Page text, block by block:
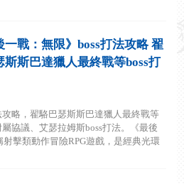
一戰：無限》boss打法攻略 翟
斯斯巴達獵人最終戰等boss打
攻略，翟駱巴瑟斯斯巴達獵人最終戰等
協議、艾瑟拉姆斯boss打法。《最後
擊類動作冒險RPG遊戲，是經典光環